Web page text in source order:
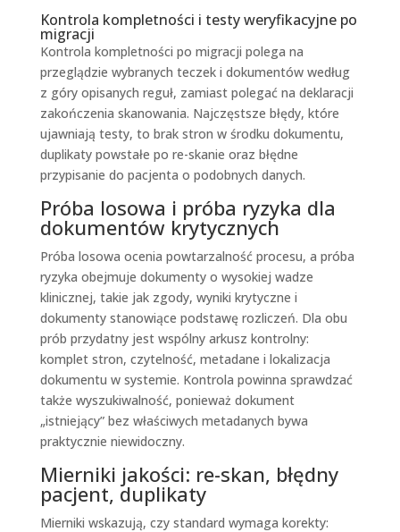
Kontrola kompletności i testy weryfikacyjne po
migracji
Kontrola kompletności po migracji polega na
przeglądzie wybranych teczek i dokumentów według
z góry opisanych reguł, zamiast polegać na deklaracji
zakończenia skanowania. Najczęstsze błędy, które
ujawniają testy, to brak stron w środku dokumentu,
duplikaty powstałe po re-skanie oraz błędne
przypisanie do pacjenta o podobnych danych.
Próba losowa i próba ryzyka dla
dokumentów krytycznych
Próba losowa ocenia powtarzalność procesu, a próba
ryzyka obejmuje dokumenty o wysokiej wadze
klinicznej, takie jak zgody, wyniki krytyczne i
dokumenty stanowiące podstawę rozliczeń. Dla obu
prób przydatny jest wspólny arkusz kontrolny:
komplet stron, czytelność, metadane i lokalizacja
dokumentu w systemie. Kontrola powinna sprawdzać
także wyszukiwalność, ponieważ dokument
„istniejący” bez właściwych metadanych bywa
praktycznie niewidoczny.
Mierniki jakości: re-skan, błędny
pacjent, duplikaty
Mierniki wskazują, czy standard wymaga korekty: